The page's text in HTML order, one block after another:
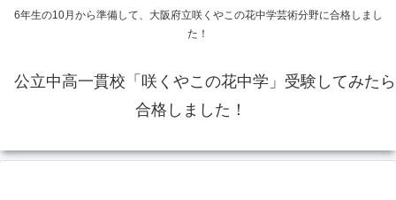
6年生の10月から準備して、大阪府立咲くやこの花中学芸術分野に合格しまし
た！
公立中高一貫校「咲くやこの花中学」受験してみたら
合格しました！